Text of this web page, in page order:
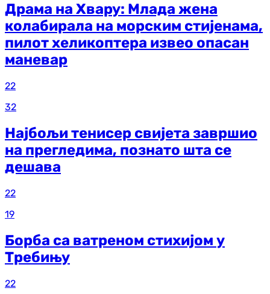
Драма на Хвару: Млада жена
колабирала на морским стијенама,
пилот хеликоптера извео опасан
маневар
22
32
Најбољи тенисер свијета завршио
на прегледима, познато шта се
дешава
22
19
Борба са ватреном стихијом у
Требињу
22